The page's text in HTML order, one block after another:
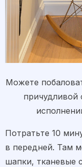
Можете
причудливой
Потратьте 10
в передней. Там
шапки, тканевые